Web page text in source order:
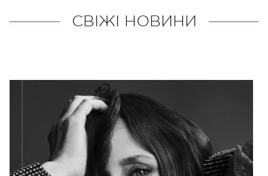
СВІЖІ НОВИНИ